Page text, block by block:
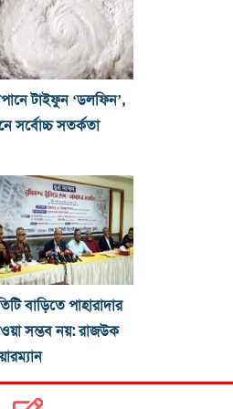
টাইফুন ‘ডলফিন’,
সর্বোচ্চ সতর্কতা
বাড়িতে পাহারাদার
সম্ভব নয়: রাজউক